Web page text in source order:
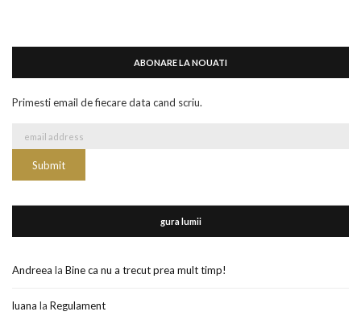
ABONARE LA NOUATI
Primesti email de fiecare data cand scriu.
gura lumii
Andreea la Bine ca nu a trecut prea mult timp!
luana la Regulament